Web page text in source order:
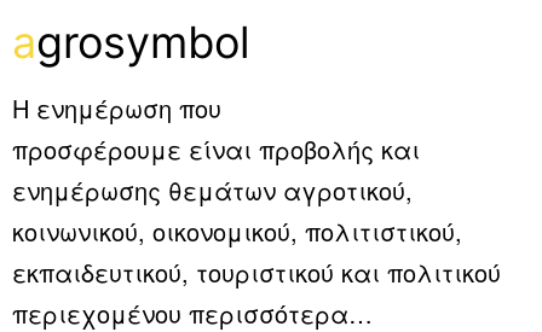
agrosymbol
Η ενημέρωση που
προσφέρουμε είναι προβολής και
ενημέρωσης θεμάτων αγροτικού,
κοινωνικού, οικονομικού, πολιτιστικού,
εκπαιδευτικού, τουριστικού και πολιτικού
περιεχομένου περισσότερα…